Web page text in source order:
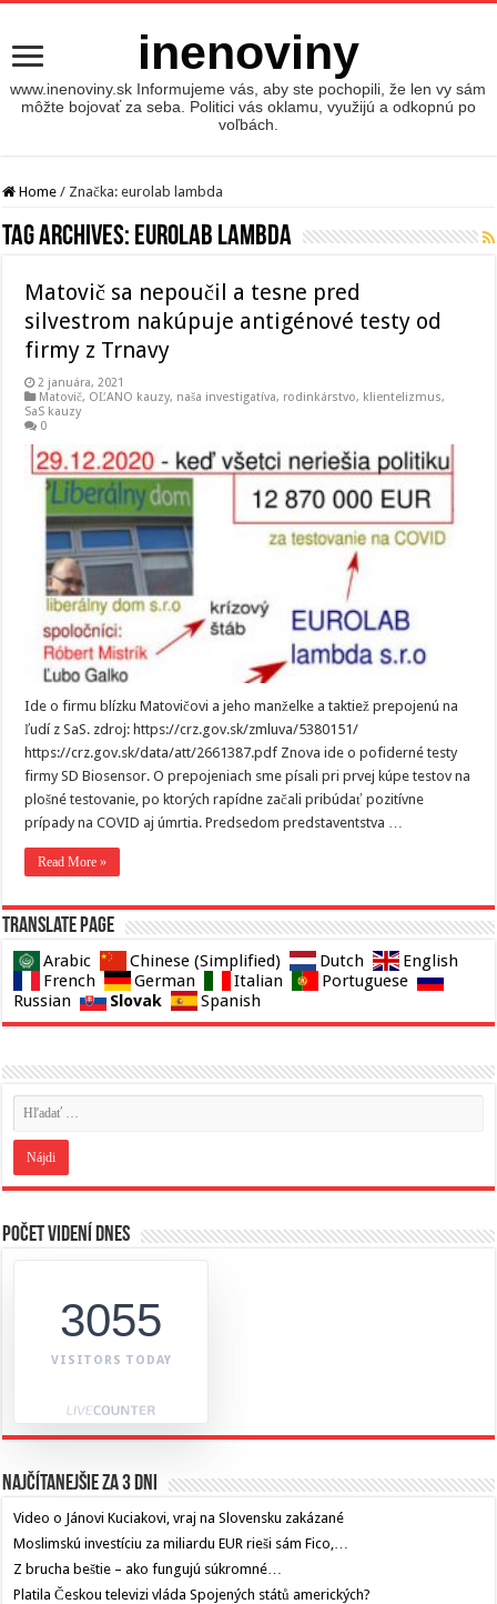
inenoviny
www.inenoviny.sk Informujeme vás, aby ste pochopili, že len vy sám
môžte bojovať za seba. Politici vás oklamu, využijú a odkopnú po
voľbách.
Home / Značka:eurolab lambda
Tag Archives: eurolab lambda
Matovič sa nepoučil a tesne pred
silvestrom nakúpuje antigénové testy od
firmy z Trnavy
2 januára, 2021
Matovič, OĽANO kauzy, naša investigatíva, rodinkárstvo, klientelizmus,
SaS kauzy
0
Ide o firmu blízku Matovičovi a jeho manželke a taktiež prepojenú na
ľudí z SaS. zdroj: https://crz.gov.sk/zmluva/5380151/
https://crz.gov.sk/data/att/2661387.pdf Znova ide o pofiderné testy
firmy SD Biosensor. O prepojeniach sme písali pri prvej kúpe testov na
plošné testovanie, po ktorých rapídne začali pribúdať pozitívne
prípady na COVID aj úmrtia. Predsedom predstaventstva …
Read More »
Translate page
Arabic Chinese (Simplified) Dutch
English
French
German Italian
Portuguese
Russian
Slovak Spanish
Počet videní dnes
3055
VISITORS TODAY
Najčítanejšie za 3 dni
Video o Jánovi Kuciakovi, vraj na Slovensku zakázané
Moslimskú investíciu za miliardu EUR rieši sám Fico,…
Z brucha beštie – ako fungujú súkromné…
Platila Českou televizi vláda Spojených států amerických?